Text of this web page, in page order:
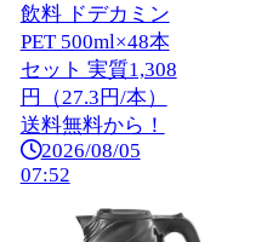
飲料 ドデカミン
PET 500ml×48本
セット 実質1,308
円（27.3円/本）
送料無料から！
2026/08/05
07:52